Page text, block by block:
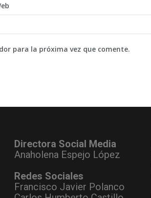
para la próxima vez que comente.
Directora Social Media
Anaholena Espejo López
Redes Sociales
Francisco Javier Polanco